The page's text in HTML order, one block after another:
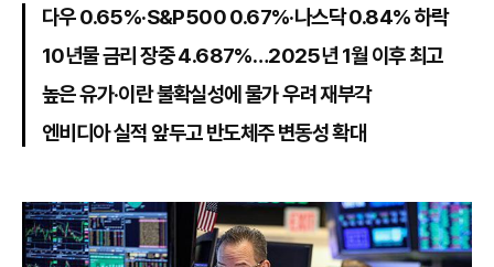
다우 0.65%·S&P500 0.67%·나스닥 0.84% 하락
10년물 금리 장중 4.687%…2025년 1월 이후 최고
높은 유가·이란 불확실성에 물가 우려 재부각
엔비디아 실적 앞두고 반도체주 변동성 확대